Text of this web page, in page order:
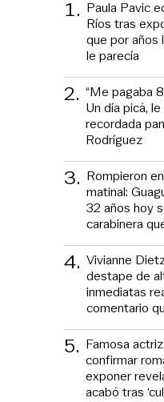
1. Paula Pavic
Ríos tras
que por años
le parecía
2. “Me pagaba
Un día picá,
recordada
Rodríguez
3. Rompieron
matinal:
32 años hoy
carabinera
4. Vivianne
destape de
inmediatas
comentario
5. Famosa
confirmar
exponer
acabó tras